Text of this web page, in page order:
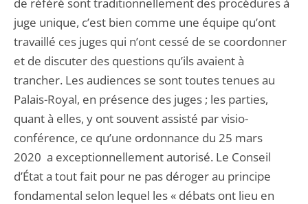
juge unique, c’est bien comme une équipe qu’ont
travaillé ces juges qui n’ont cessé de se coordonner
et de discuter des questions qu’ils avaient à
trancher. Les audiences se sont toutes tenues au
Palais-Royal, en présence des juges ; les parties,
quant à elles, y ont souvent assisté par visio-
conférence, ce qu’une ordonnance du 25 mars
2020 a exceptionnellement autorisé. Le Conseil
d’État a tout fait pour ne pas déroger au principe
fondamental selon lequel les « débats ont lieu en